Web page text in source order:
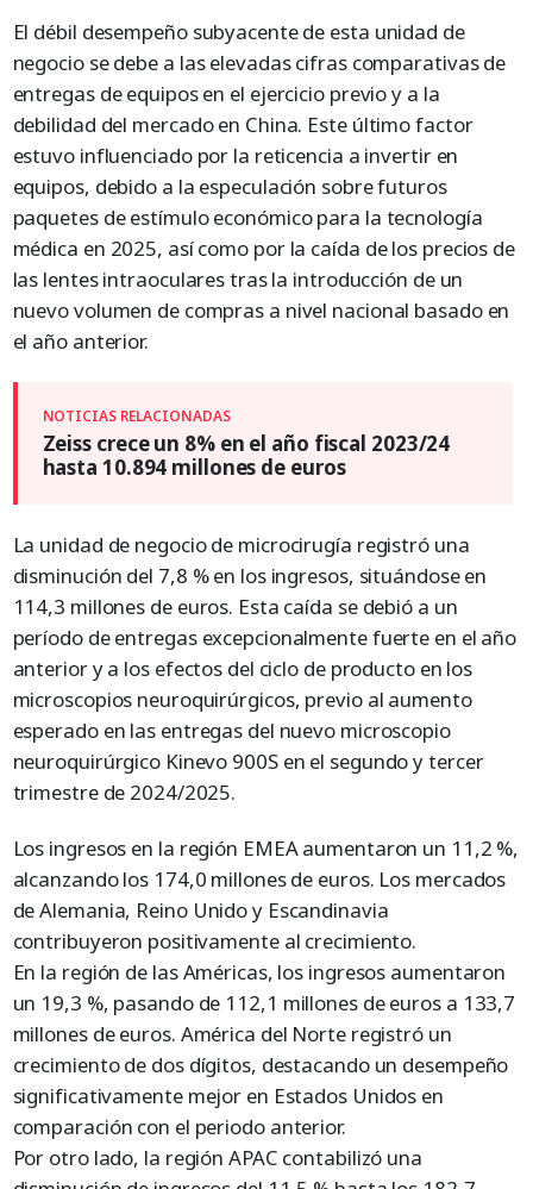
El débil desempeño subyacente de esta unidad de
negocio se debe a las elevadas cifras comparativas de
entregas de equipos en el ejercicio previo y a la
debilidad del mercado en China. Este último factor
estuvo influenciado por la reticencia a invertir en
equipos, debido a la especulación sobre futuros
paquetes de estímulo económico para la tecnología
médica en 2025, así como por la caída de los precios de
las lentes intraoculares tras la introducción de un
nuevo volumen de compras a nivel nacional basado en
el año anterior.
Zeiss crece un 8% en el año fiscal 2023/24
hasta 10.894 millones de euros
La unidad de negocio de microcirugía registró una
disminución del 7,8 % en los ingresos, situándose en
114,3 millones de euros. Esta caída se debió a un
período de entregas excepcionalmente fuerte en el año
anterior y a los efectos del ciclo de producto en los
microscopios neuroquirúrgicos, previo al aumento
esperado en las entregas del nuevo microscopio
neuroquirúrgico Kinevo 900S en el segundo y tercer
trimestre de 2024/2025.
Los ingresos en la región EMEA aumentaron un 11,2 %,
alcanzando los 174,0 millones de euros. Los mercados
de Alemania, Reino Unido y Escandinavia
contribuyeron positivamente al crecimiento.
En la región de las Américas, los ingresos aumentaron
un 19,3 %, pasando de 112,1 millones de euros a 133,7
millones de euros. América del Norte registró un
crecimiento de dos dígitos, destacando un desempeño
significativamente mejor en Estados Unidos en
comparación con el periodo anterior.
Por otro lado, la región APAC contabilizó una